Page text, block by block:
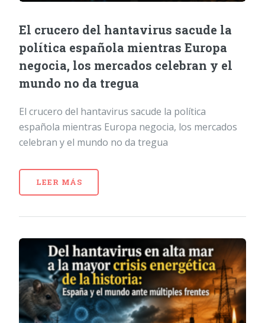
El crucero del hantavirus sacude la
política española mientras Europa
negocia, los mercados celebran y el
mundo no da tregua
El crucero del hantavirus sacude la política
española mientras Europa negocia, los mercados
celebran y el mundo no da tregua
LEER MÁS